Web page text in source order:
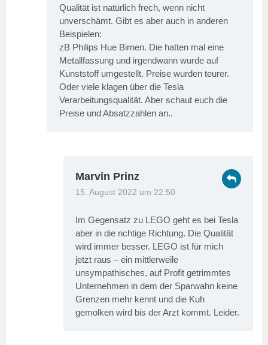
Qualität ist natürlich frech, wenn nicht
unverschämt. Gibt es aber auch in anderen
Beispielen:
zB Philips Hue Birnen. Die hatten mal eine
Metallfassung und irgendwann wurde auf
Kunststoff umgestellt. Preise wurden teurer.
Oder viele klagen über die Tesla
Verarbeitungsqualität. Aber schaut euch die
Preise und Absatzzahlen an..
Marvin Prinz
15. August 2022 um 22:50
Im Gegensatz zu LEGO geht es bei Tesla
aber in die richtige Richtung. Die Qualität
wird immer besser. LEGO ist für mich
jetzt raus – ein mittlerweile
unsympathisches, auf Profit getrimmtes
Unternehmen in dem der Sparwahn keine
Grenzen mehr kennt und die Kuh
gemolken wird bis der Arzt kommt. Leider.